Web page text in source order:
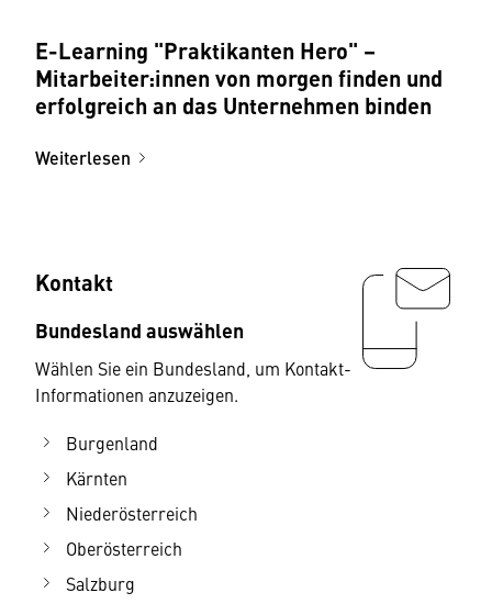
E-Learning "Praktikanten Hero" –
Mitarbeiter:innen von morgen finden und
erfolgreich an das Unternehmen binden
Weiterlesen
Kontakt
Bundesland auswählen
Wählen Sie ein Bundesland, um Kontakt-
Informationen anzuzeigen.
Burgenland
Kärnten
Niederösterreich
Oberösterreich
Salzburg